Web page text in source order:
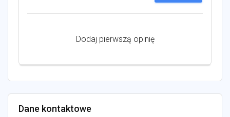
Dodaj pierwszą opinię
Dane kontaktowe